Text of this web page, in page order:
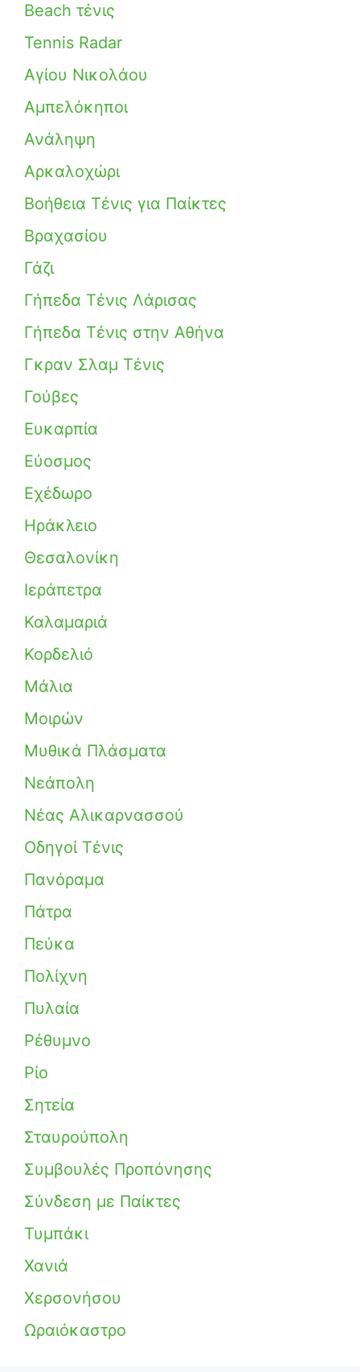
Beach τένις
Tennis Radar
Αγίου Νικολάου
Αμπελόκηποι
Ανάληψη
Αρκαλοχώρι
Βοήθεια Τένις για Παίκτες
Βραχασίου
Γάζι
Γήπεδα Τένις Λάρισας
Γήπεδα Τένις στην Αθήνα
Γκραν Σλαμ Τένις
Γούβες
Ευκαρπία
Εύοσμος
Εχέδωρο
Ηράκλειο
Θεσαλονίκη
Ιεράπετρα
Καλαμαριά
Κορδελιό
Μάλια
Μοιρών
Μυθικά Πλάσματα
Νεάπολη
Νέας Αλικαρνασσού
Οδηγοί Τένις
Πανόραμα
Πάτρα
Πεύκα
Πολίχνη
Πυλαία
Ρέθυμνο
Ρίο
Σητεία
Σταυρούπολη
Συμβουλές Προπόνησης
Σύνδεση με Παίκτες
Τυμπάκι
Χανιά
Χερσονήσου
Ωραιόκαστρο